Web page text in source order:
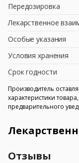
Передозировка
Лекарственное
Особые указания
Условия хранения
Срок годности
Производитель
характеристики
предварительного
Отзывы